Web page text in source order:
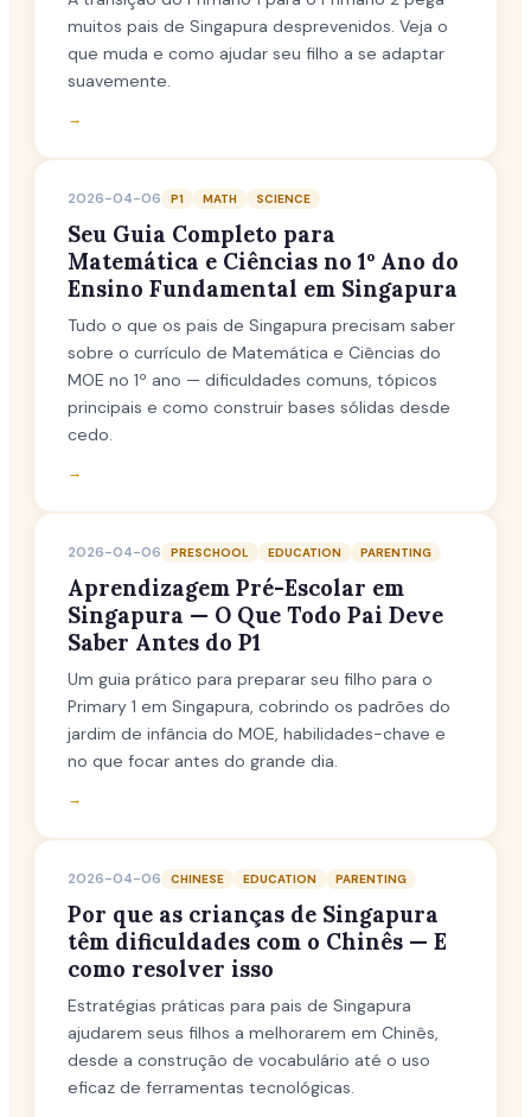
muitos pais de Singapura desprevenidos. Veja o
que muda e como ajudar seu filho a se adaptar
suavemente.
→
2026-04-06 P1 MATH SCIENCE
Seu Guia Completo para
Matemática e Ciências no 1º Ano do
Ensino Fundamental em Singapura
Tudo o que os pais de Singapura precisam saber
sobre o currículo de Matemática e Ciências do
MOE no 1º ano — dificuldades comuns, tópicos
principais e como construir bases sólidas desde
cedo.
→
2026-04-06 PRESCHOOL EDUCATION PARENTING
Aprendizagem Pré-Escolar em
Singapura — O Que Todo Pai Deve
Saber Antes do P1
Um guia prático para preparar seu filho para o
Primary 1 em Singapura, cobrindo os padrões do
jardim de infância do MOE, habilidades-chave e
no que focar antes do grande dia.
→
2026-04-06 CHINESE EDUCATION PARENTING
Por que as crianças de Singapura
têm dificuldades com o Chinês — E
como resolver isso
Estratégias práticas para pais de Singapura
ajudarem seus filhos a melhorarem em Chinês,
desde a construção de vocabulário até o uso
eficaz de ferramentas tecnológicas.